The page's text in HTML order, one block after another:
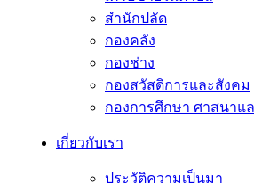
สำนักปลัด
กองคลัง
กองช่าง
กองสวัสดิการและสังคม
กองการศึกษา ศาสนาแ
เกี่ยวกับเรา
ประวัติความเป็นมา